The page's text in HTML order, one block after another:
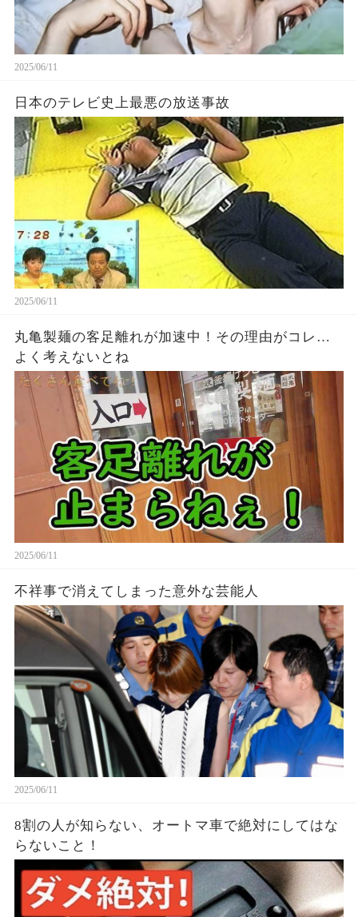
2025/06/11
日本のテレビ史上最悪の放送事故
2025/06/11
丸亀製麺の客足離れが加速中！その理由がコレ…
よく考えないとね
2025/06/11
不祥事で消えてしまった意外な芸能人
2025/06/11
8割の人が知らない、オートマ車で絶対にしてはな
らないこと！